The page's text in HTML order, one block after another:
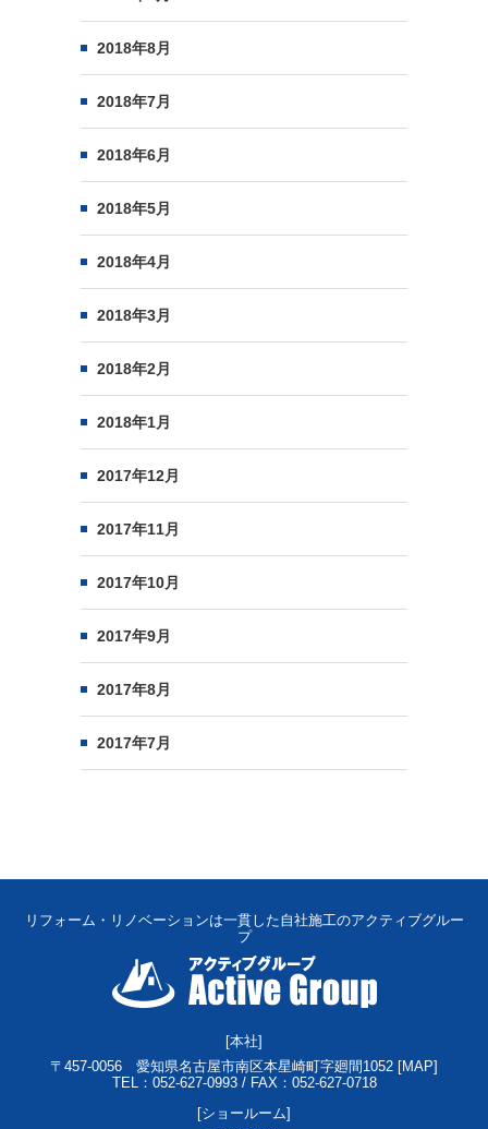
2018年8月
2018年7月
2018年6月
2018年5月
2018年4月
2018年3月
2018年2月
2018年1月
2017年12月
2017年11月
2017年10月
2017年9月
2017年8月
2017年7月
リフォーム・リノベーションは一貫した自社施工のアクティブグルー
プ
[本社]
〒457-0056 愛知県名古屋市南区本星崎町字廻間1052 [MAP]
TEL：052-627-0993 / FAX：052-627-0718
[ショールーム]